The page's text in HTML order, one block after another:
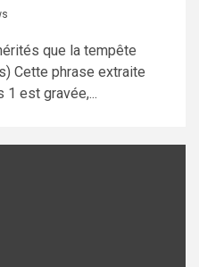
que la tempête
Cette phrase extraite
1 est gravée,...